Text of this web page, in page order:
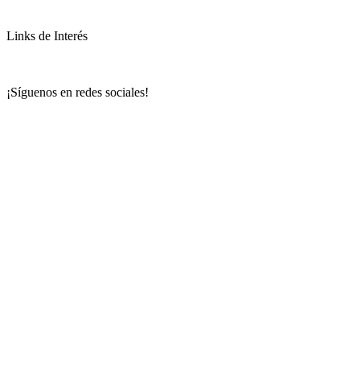
Links de Interés
¡Síguenos en redes sociales!